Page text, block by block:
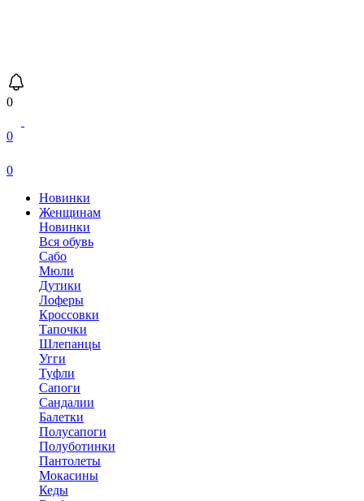
0
0
0
Новинки
Женщинам
Новинки
Вся обувь
Сабо
Мюли
Дутики
Лоферы
Кроссовки
Тапочки
Шлепанцы
Угги
Туфли
Сапоги
Сандалии
Балетки
Полусапоги
Полуботинки
Пантолеты
Мокасины
Кеды